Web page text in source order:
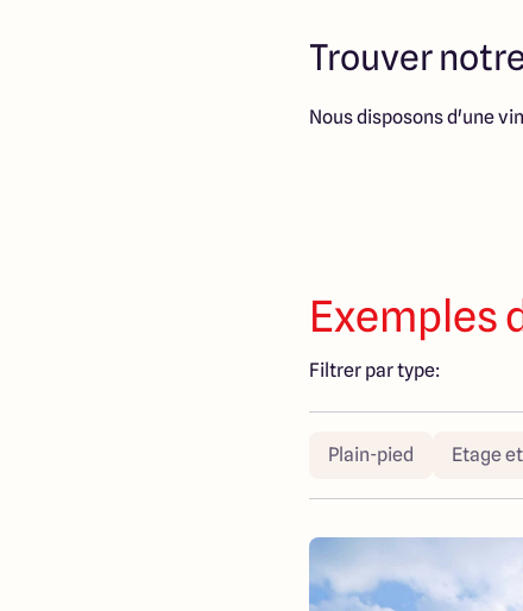
Trouver
Nous disposons d'une
Exemples
Filtrer par type:
Plain-pied Etage et